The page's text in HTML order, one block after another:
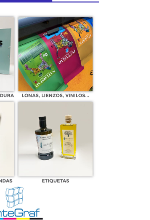
envío solidario de
de Fuego’ viaja camino
2025